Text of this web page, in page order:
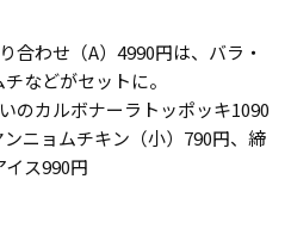
合わせ（A）4990円は、バラ・
などがセットに。
のカルボナーラトッポッキ1090
ニョムチキン（小）790円、締
ス990円